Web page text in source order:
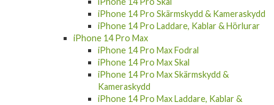
iPhone 14 Pro Skärmskydd & Kameraskydd
iPhone 14 Pro Laddare, Kablar & Hörlurar
iPhone 14 Pro Max
iPhone 14 Pro Max Fodral
iPhone 14 Pro Max Skal
iPhone 14 Pro Max Skärmskydd &
Kameraskydd
iPhone 14 Pro Max Laddare, Kablar &